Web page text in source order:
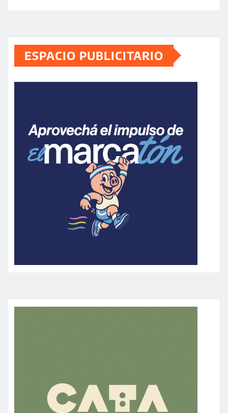
ESPACIO PUBLICITARIO